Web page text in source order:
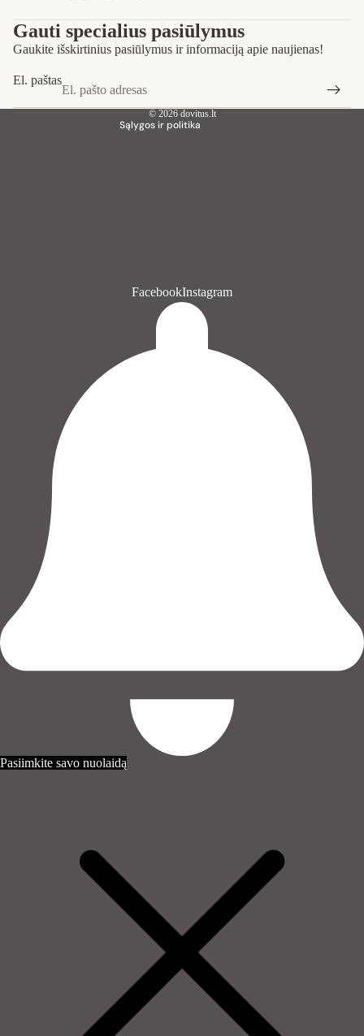
Gauti specialius pasiūlymus
Gaukite išskirtinius pasiūlymus ir informaciją apie naujienas!
El. paštas
© 2026 dovitus.lt
Sąlygos ir politika
Paslaugų teikimo sąlygos
Siuntimo politika
Teisinis pranešimas
FacebookInstagram
Pasiimkite savo nuolaidą